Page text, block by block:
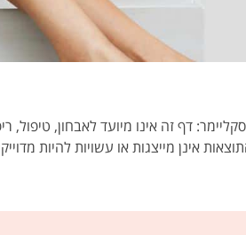
דף זה אינו מיועד לאבחון,
אינן מייצגות או עשויות להיות